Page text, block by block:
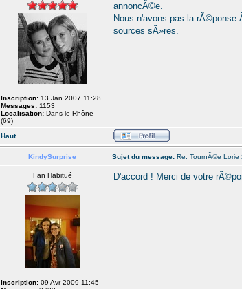
Inscription: 13 Jan 2007 11:28
Messages: 1153
Localisation: Dans le Rhône
(69)
annoncÃ©e.
Nous n'avons pas la
sources sÃ»res.
Haut
KindySurprise Sujet du message: Re: TournÃ©e
Fan Habitué
Inscription: 09 Avr 2009 11:45
D'accord ! Merci de votre